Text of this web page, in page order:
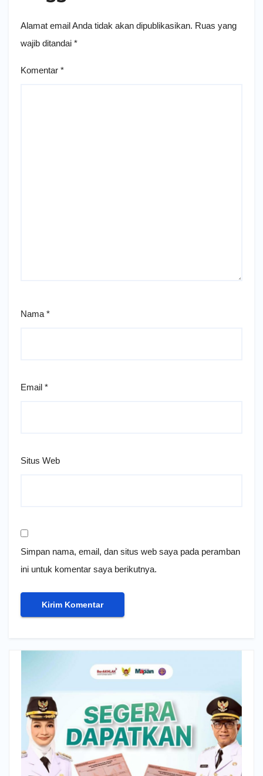
Alamat email Anda tidak akan dipublikasikan. Ruas yang
wajib ditandai *
Komentar *
Nama *
Email *
Situs Web
Simpan nama, email, dan situs web saya pada peramban
ini untuk komentar saya berikutnya.